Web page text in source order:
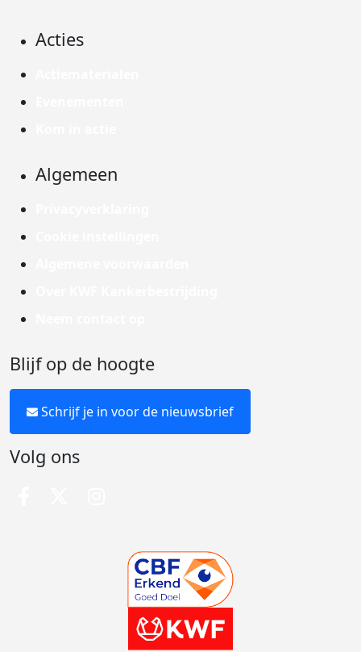
Acties
Algemeen
Blijf op de hoogte
Schrijf je in voor de nieuwsbrief
Volg ons